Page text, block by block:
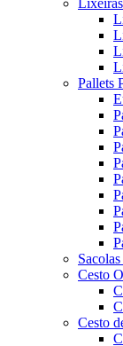
Pallets
Cesto
Cesto